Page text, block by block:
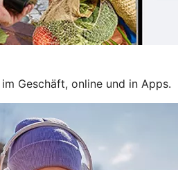
Geschäft, online und in Apps.